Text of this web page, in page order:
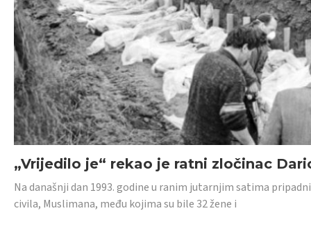
„Vrijedilo je“ rekao je ratni zločinac
Na današnji dan 1993. godine u ranim jutarnjim satima
civila, Muslimana, među kojima su bile 32 žene i